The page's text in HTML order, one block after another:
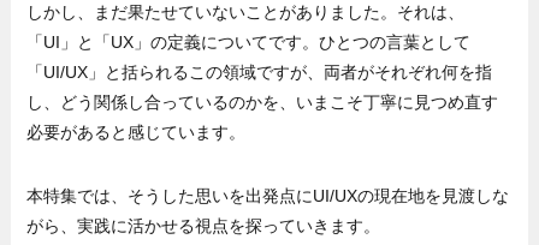
しかし、まだ果たせていないことがありました。それは、
「UI」と「UX」の定義についてです。ひとつの言葉として
「UI/UX」と括られるこの領域ですが、両者がそれぞれ何を指
し、どう関係し合っているのかを、いまこそ丁寧に見つめ直す
必要があると感じています。
本特集では、そうした思いを出発点にUI/UXの現在地を見渡しな
がら、実践に活かせる視点を探っていきます。